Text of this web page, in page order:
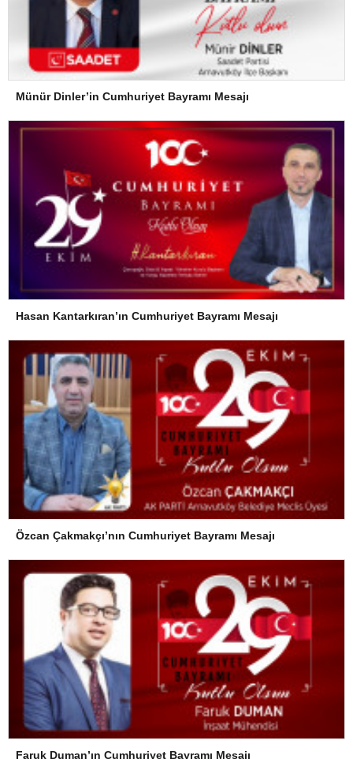
Münür Dinler’in Cumhuriyet Bayramı Mesajı
Hasan Kantarkıran’ın Cumhuriyet Bayramı Mesajı
Özcan Çakmakçı’nın Cumhuriyet Bayramı Mesajı
Faruk Duman’ın Cumhuriyet Bayramı Mesajı